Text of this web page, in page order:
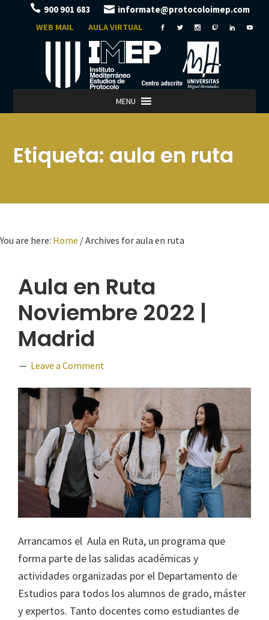
900 901 683 informate@protocoloimep.com
WEB MAIL AULA VIRTUAL
MENU
Etiqueta:aula en ruta
You are here: Home /Archives for aula en ruta
Aula en Ruta
Noviembre 2022 |
Madrid
Leave a Comment
Arrancamos el Aula en Ruta, un programa que
forma parte de las salidas académicas y
actividades organizadas por el Departamento de
Estudios para todos los alumnos de grado, máster
y expertos. Tanto docentes como estudiantes de